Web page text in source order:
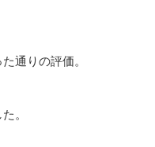
通りの評価。
。